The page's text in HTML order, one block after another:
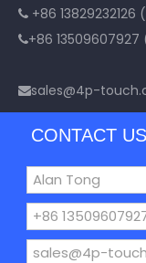
 +86 13829232126
+86
sales@4p-
CONTACT US